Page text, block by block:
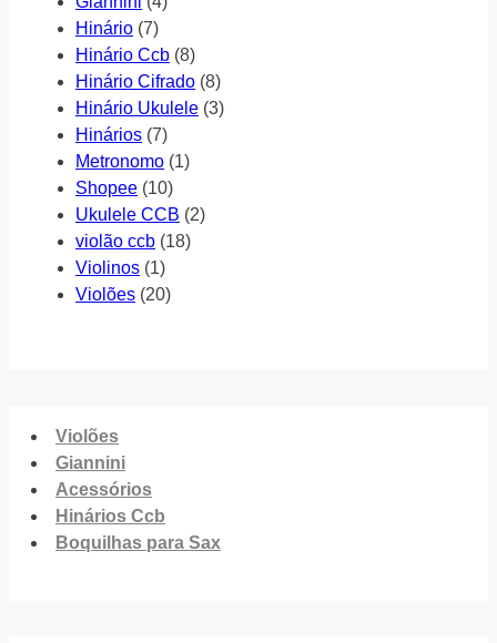
Hinário (7)
Hinário Ccb (8)
Hinário Cifrado (8)
Hinário Ukulele (3)
Hinários (7)
Metronomo (1)
Shopee (10)
Ukulele CCB (2)
violão ccb (18)
Violinos (1)
Violões (20)
Violões
Giannini
Acessórios
Hinários Ccb
Boquilhas para Sax